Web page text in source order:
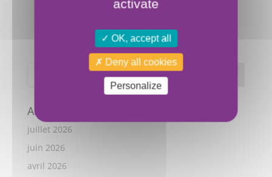
Archives
juillet 2026
juin 2026
avril 2026
activate
OK, accept all
Deny all cookies
Personalize